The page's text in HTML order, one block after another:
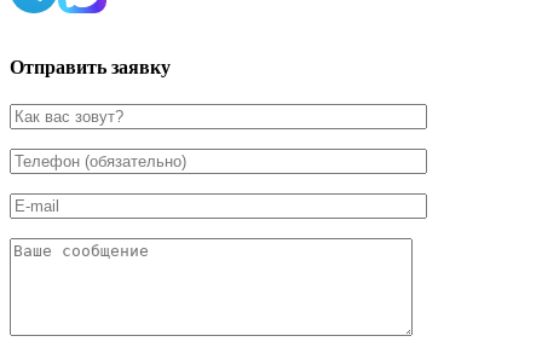
Отправить заявку